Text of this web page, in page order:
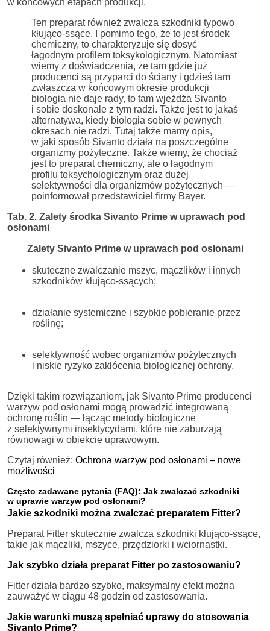
w końcowych etapach produkcji.
Ten preparat również zwalcza szkodniki typowo
kłująco-ssące. I pomimo tego, że to jest środek
chemiczny, to charakteryzuje się dosyć
łagodnym profilem toksykologicznym. Natomiast
wiemy z doświadczenia, że tam gdzie już
producenci są przyparci do ściany i gdzieś tam
zwłaszcza w końcowym okresie produkcji
biologia nie daje rady, to tam wjeżdża Sivanto
i sobie doskonale z tym radzi. Także jest to jakaś
alternatywa, kiedy biologia sobie w pewnych
okresach nie radzi. Tutaj także mamy opis,
w jaki sposób Sivanto działa na poszczególne
organizmy pożyteczne. Także wiemy, że chociaż
jest to preparat chemiczny, ale o łagodnym
profilu toksychologicznym oraz dużej
selektywności dla organizmów pożytecznych —
poinformował przedstawiciel firmy Bayer.
Tab. 2. Zalety środka Sivanto Prime w uprawach pod
osłonami
Zalety Sivanto Prime w uprawach pod osłonami
skuteczne zwalczanie mszyc, mączlików i innych
szkodników kłująco-ssących;
działanie systemiczne i szybkie pobieranie przez
roślinę;
selektywność wobec organizmów pożytecznych
i niskie ryzyko zakłócenia biologicznej ochrony.
Dzięki takim rozwiązaniom, jak Sivanto Prime producenci
warzyw pod osłonami mogą prowadzić integrowaną
ochronę roślin — łącząc metody biologiczne
z selektywnymi insektycydami, które nie zaburzają
równowagi w obiekcie uprawowym.
Czytaj również: Ochrona warzyw pod osłonami – nowe
możliwości
Często zadawane pytania (FAQ): Jak zwalczać szkodniki
w uprawie warzyw pod osłonami?
Jakie szkodniki można zwalczać preparatem Fitter?
Preparat Fitter skutecznie zwalcza szkodniki kłująco-ssące,
takie jak mączliki, mszyce, przędziorki i wciornastki.
Jak szybko działa preparat Fitter po zastosowaniu?
Fitter działa bardzo szybko, maksymalny efekt można
zauważyć w ciągu 48 godzin od zastosowania.
Jakie warunki muszą spełniać uprawy do stosowania
Sivanto Prime?